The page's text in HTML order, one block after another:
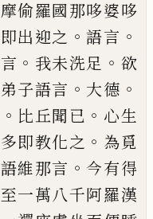
偷羅國那哆婆哆
即出迎之 。語言 。
。 我未洗足 。 欲
子語言 。 大德 。
。 比丘聞已 。 心生
即教化之 。 為覓
語維那言 。 今有得
一萬八千阿羅漢